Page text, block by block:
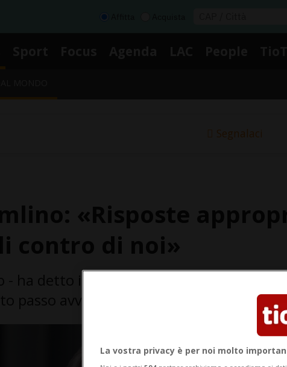
Segnalaci
passo avventato e potenzialmente
La vostra privacy è per noi molto